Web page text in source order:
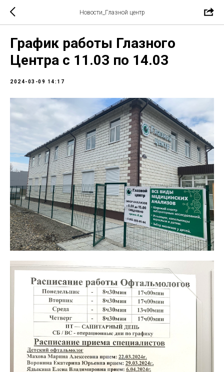
Новости_Глазной центр
График работы Глазного
Центра с 11.03 по 14.03
2024-03-09 14:17